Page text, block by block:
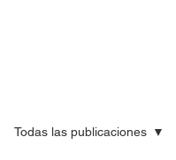
Todas las publicaciones